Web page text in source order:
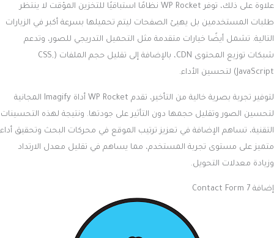
علاوة على ذلك، توفر WP Rocket نظامًا استباقيًا للتخزين المؤقت لا ينتظر
طلبات المستخدمين بل يهيئ الصفحات ليتم تحميلها بسرعة أكبر في الزيارات
التالية. تشمل أيضًا خيارات متقدمة مثل التحميل التدريجي للصور، وتدعم
شبكات توزيع المحتوى CDN، بالإضافة إلى تقليل حجم الملفات (CSS,
JavaScript) لتحسين الأداء.
لتوفير تجربة بصرية خالية من التأخير، تقدم WP Rocket أداة Imagify المجانية
لتحسين الصور وتقليل حجمها دون التأثير على جودتها. ونتيجة لهذه التحسينات
التقنية، تساهم الإضافة في تعزيز ترتيب الموقع في محركات البحث وتحقيق أداء
متميز على مستوى تجربة المستخدم، مما يساهم في تقليل معدل الارتداد
وزيادة معدلات التحويل.
إضافة Contact Form 7